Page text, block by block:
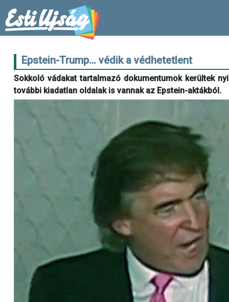
Epstein-Trump… védik a védhetetlent
Sokkoló vádakat tartalmazó dokumentumok kerültek
további kiadatlan oldalak is vannak az Epstein-aktákból.